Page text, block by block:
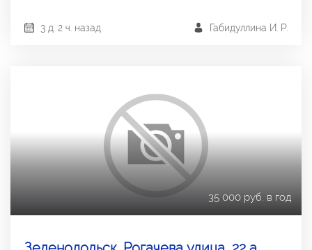
Габидуллина И. Р.
3 д. 2 ч. назад
35 000 руб. в год